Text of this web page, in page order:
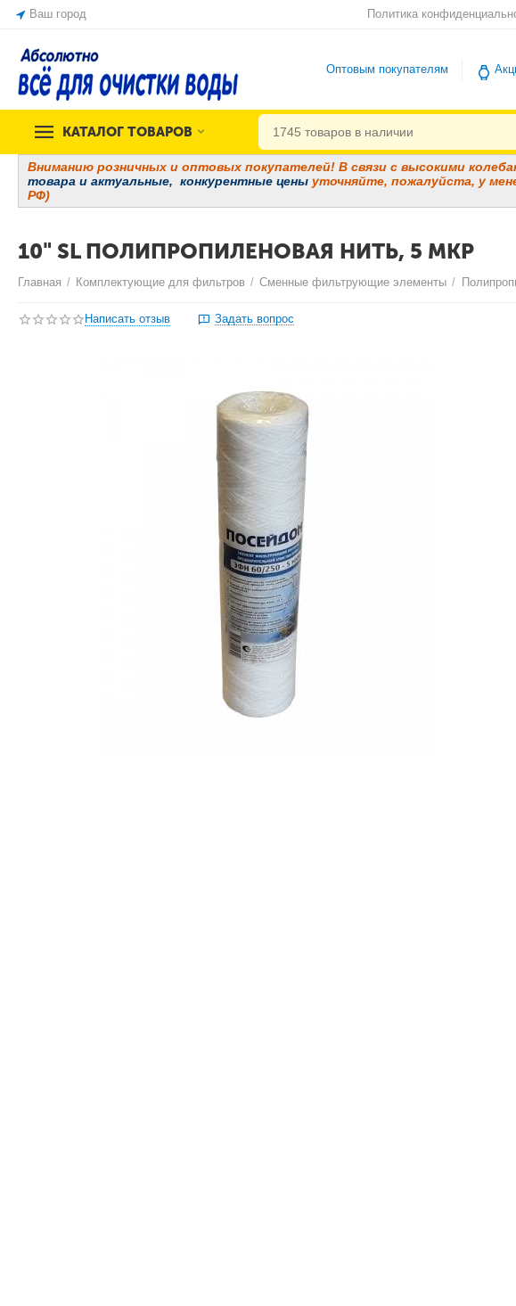
Ваш город Политика
Оптовым покупателям
КАТАЛОГ ТОВАРОВ
Вниманию розничных и оптовых покупателей! В связи с высокими
товара иактуальные, конкурентные цены уточняйте, пожалуйста, у
РФ)
10" SL ПОЛИПРОПИЛЕНОВАЯ НИТЬ, 5 МКР
Главная / Комплектующие для фильтров / Сменные фильтрующие элементы /
Написать отзыв Задать вопрос